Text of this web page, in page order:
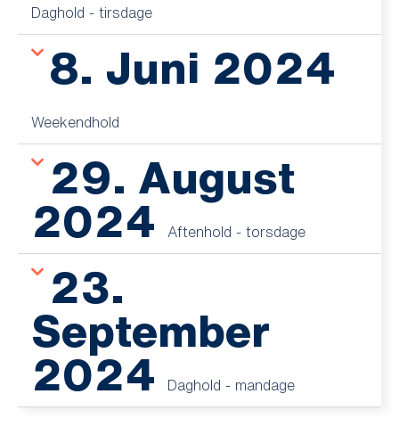
Daghold - tirsdage
8. Juni 2024
Weekendhold
29. August
2024
Aftenhold - torsdage
23.
September
2024
Daghold - mandage